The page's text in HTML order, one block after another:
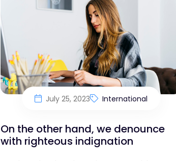
July 25, 2023 International
On the other hand, we denounce
with righteous indignation